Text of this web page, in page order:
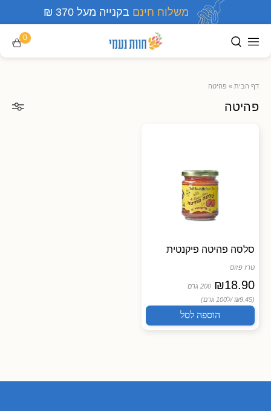
משלוח חינם בקנייה מעל 370 ₪
0
דף הבית » פהיטה
פהיטה
סלסה פהיטה פיקנטית
טרז פזוס
₪18.90
200 גרם
(₪9.45 /
ל100 גרם)
הוספה לסל